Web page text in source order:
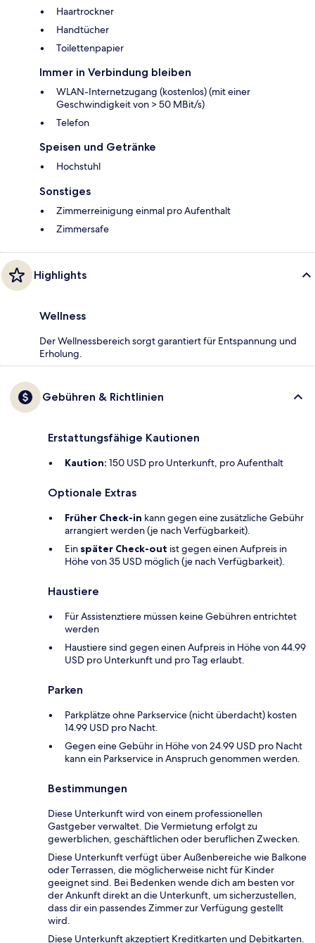
Haartrockner
Handtücher
Toilettenpapier
Immer in Verbindung bleiben
WLAN-Internetzugang (kostenlos) (mit einer
Geschwindigkeit von > 50 MBit/s)
Telefon
Speisen und Getränke
Hochstuhl
Sonstiges
Zimmerreinigung einmal pro Aufenthalt
Zimmersafe
Highlights
Wellness
Der Wellnessbereich sorgt garantiert für Entspannung und
Erholung.
Gebühren & Richtlinien
Erstattungsfähige Kautionen
Kaution: 150 USD pro Unterkunft, pro Aufenthalt
Optionale Extras
Früher Check-in kann gegen eine zusätzliche Gebühr
arrangiert werden (je nach Verfügbarkeit).
Ein später Check-out ist gegen einen Aufpreis in
Höhe von 35 USD möglich (je nach Verfügbarkeit).
Haustiere
Für Assistenztiere müssen keine Gebühren entrichtet
werden
Haustiere sind gegen einen Aufpreis in Höhe von 44.99
USD pro Unterkunft und pro Tag erlaubt.
Parken
Parkplätze ohne Parkservice (nicht überdacht) kosten
14.99 USD pro Nacht.
Gegen eine Gebühr in Höhe von 24.99 USD pro Nacht
kann ein Parkservice in Anspruch genommen werden.
Bestimmungen
Diese Unterkunft wird von einem professionellen
Gastgeber verwaltet. Die Vermietung erfolgt zu
gewerblichen, geschäftlichen oder beruflichen Zwecken.
Diese Unterkunft verfügt über Außenbereiche wie Balkone
oder Terrassen, die möglicherweise nicht für Kinder
geeignet sind. Bei Bedenken wende dich am besten vor
der Ankunft direkt an die Unterkunft, um sicherzustellen,
dass dir ein passendes Zimmer zur Verfügung gestellt
wird.
Diese Unterkunft akzeptiert Kreditkarten und Debitkarten.